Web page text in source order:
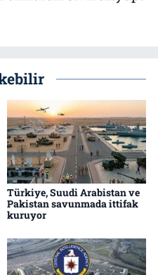
Türkiye, Suudi Arabistan ve
Pakistan savunmada ittifak
kuruyor